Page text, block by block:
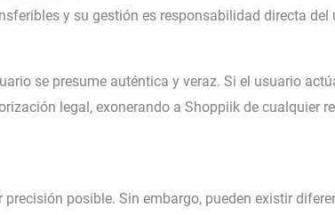
y su gestión es responsabilidad directa del
se presume auténtica y veraz. Si el usuario
legal, exonerando a Shoppiik de cualquier
posible. Sin embargo, pueden existir